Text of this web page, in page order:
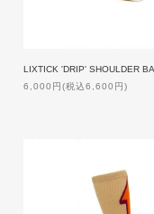
6,000円(税込6,600円)